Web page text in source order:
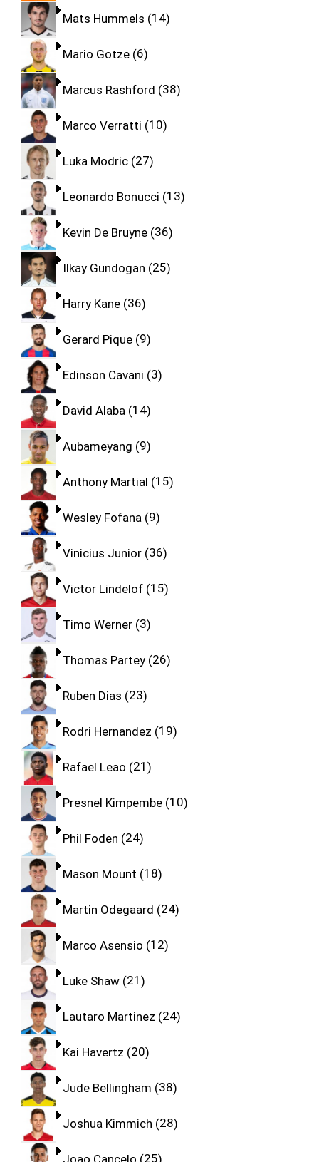
Mats Hummels 14
Mario Gotze 6
Marcus Rashford 38
Marco Verratti 10
Luka Modric 27
Leonardo Bonucci 13
Kevin De Bruyne 36
Ilkay Gundogan 25
Harry Kane 36
Gerard Pique 9
Edinson Cavani 3
David Alaba 14
Aubameyang 9
Anthony Martial 15
Wesley Fofana 9
Vinicius Junior 36
Victor Lindelof 15
Timo Werner 3
Thomas Partey 26
Ruben Dias 23
Rodri Hernandez 19
Rafael Leao 21
Presnel Kimpembe 10
Phil Foden 24
Mason Mount 18
Martin Odegaard 24
Marco Asensio 12
Luke Shaw 21
Lautaro Martinez 24
Kai Havertz 20
Jude Bellingham 38
Joshua Kimmich 28
Joao Cancelo 25